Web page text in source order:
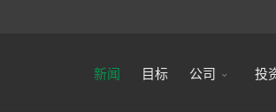
新闻 目标 公司 投